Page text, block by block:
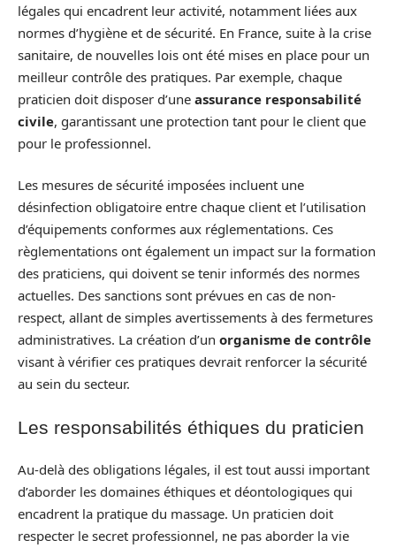
légales qui encadrent leur activité, notamment liées aux
normes d’hygiène et de sécurité. En France, suite à la crise
sanitaire, de nouvelles lois ont été mises en place pour un
meilleur contrôle des pratiques. Par exemple, chaque
praticien doit disposer d’une assurance responsabilité
civile, garantissant une protection tant pour le client que
pour le professionnel.
Les mesures de sécurité imposées incluent une
désinfection obligatoire entre chaque client et l’utilisation
d’équipements conformes aux réglementations. Ces
règlementations ont également un impact sur la formation
des praticiens, qui doivent se tenir informés des normes
actuelles. Des sanctions sont prévues en cas de non-
respect, allant de simples avertissements à des fermetures
administratives. La création d’un organisme de contrôle
visant à vérifier ces pratiques devrait renforcer la sécurité
au sein du secteur.
Les responsabilités éthiques du praticien
Au-delà des obligations légales, il est tout aussi important
d’aborder les domaines éthiques et déontologiques qui
encadrent la pratique du massage. Un praticien doit
respecter le secret professionnel, ne pas aborder la vie